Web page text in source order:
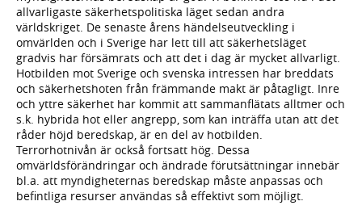
allvarligaste säkerhetspolitiska läget sedan andra
världskriget. De senaste årens händelseutveckling i
omvärlden och i Sverige har lett till att säkerhetsläget
gradvis har försämrats och att det i dag är mycket allvarligt.
Hotbilden mot Sverige och svenska intressen har breddats
och säkerhetshoten från främmande makt är påtagligt. Inre
och yttre säkerhet har kommit att sammanflätats alltmer och
s.k. hybrida hot eller angrepp, som kan inträffa utan att det
råder höjd beredskap, är en del av hotbilden.
Terrorhotnivån är också fortsatt hög. Dessa
omvärldsförändringar och ändrade förutsättningar innebär
bl.a. att myndigheternas beredskap måste anpassas och
befintliga resurser användas så effektivt som möjligt.